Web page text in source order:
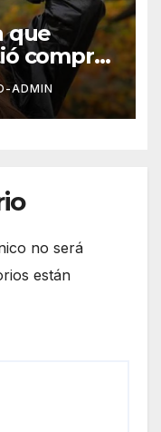
que
comprar
ADMIN
no será
están